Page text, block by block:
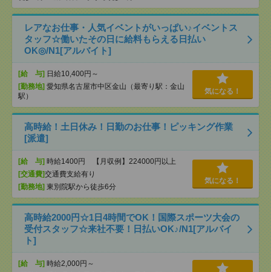
レアなお仕事・人気イベントがいっぱい♪イベントス
タッフ☆働いたその日に給料もらえる日払い
OK◎/N1[アルバイト]
[給 与] 日給10,400円～
[勤務地] 愛知県名古屋市中区金山（最寄り駅：金山
駅）
気になる！
高時給！土日休み！日勤のお仕事！ピッキング作業
[派遣]
[給 与] 時給1400円 【月収例】224000円以上
[交通費]交通費支給有り
[勤務地] 東別院駅から徒歩6分
気になる！
高時給2000円☆1日4時間でOK！国際スポーツ大会の
受付スタッフ☆来社不要！日払いOK♪/N1[アルバイ
ト]
[給 与] 時給2,000円～